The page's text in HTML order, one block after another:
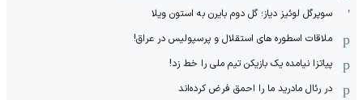
سوپرگل لوئیز دیاز؛ گل دوم بایرن به استون ویلا
ملاقات اسطوره های استقلال و پرسپولیس در عراق!
پیاتزا نیامده یک بازیکن تیم ملی را خط زد!
در رئال مادرید ما را احمق فرض کرده‌اند